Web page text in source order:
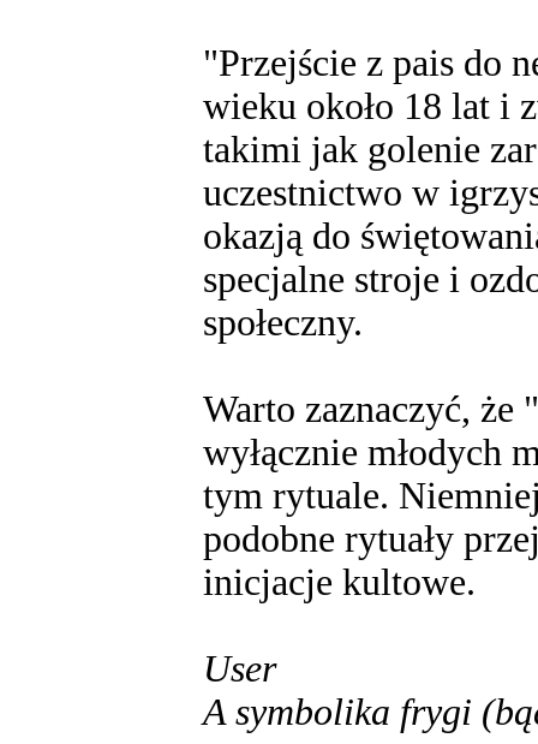
"Przejście z pais do
wieku około 18 lat i
takimi jak golenie
uczestnictwo w
okazją do
specjalne stroje i
społeczny.
Warto zaznaczyć, że
wyłącznie młodych
tym rytuale.
podobne rytuały
inicjacje kultowe.
User
A symbolika frygi